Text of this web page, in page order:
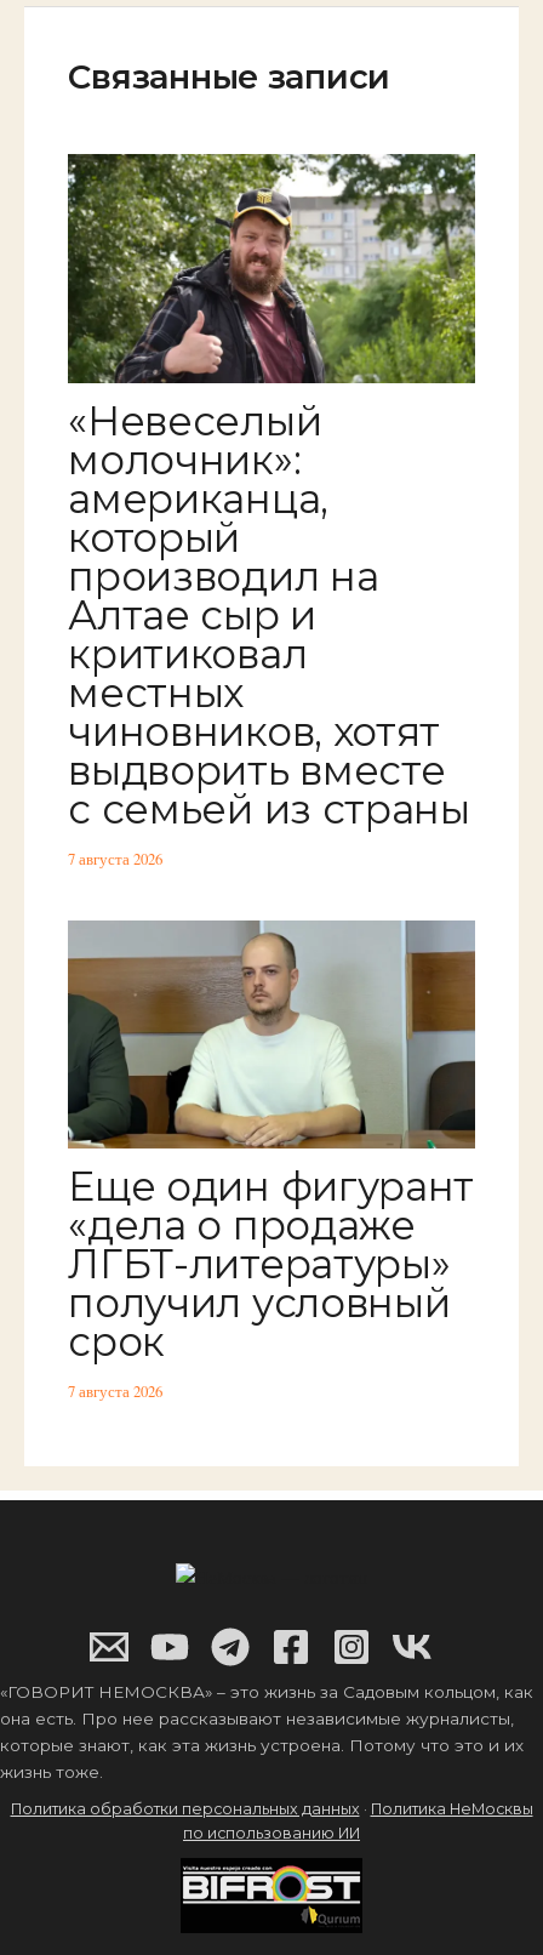
Связанные записи
«Невеселый
молочник»:
американца,
который
производил на
Алтае сыр и
критиковал
местных
чиновников, хотят
выдворить вместе
с семьей из страны
7 августа 2026
Еще один фигурант
«дела о продаже
ЛГБТ-литературы»
получил условный
срок
7 августа 2026
«ГОВОРИТ НЕМОСКВА» – это жизнь за Садовым кольцом, как
она есть. Про нее рассказывают независимые журналисты,
которые знают, как эта жизнь устроена. Потому что это и их
жизнь тоже.
Политика обработки персональных данных · Политика НеМосквы
по использованию ИИ